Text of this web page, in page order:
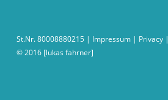
St.Nr. 80008880215 | Impressum| Privacy|
© 2016 [lukas fahrner]